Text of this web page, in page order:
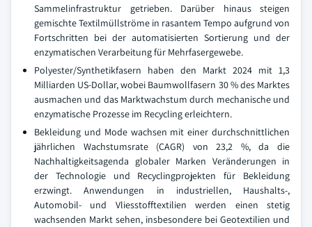
Sammelinfrastruktur getrieben. Darüber hinaus steigen
gemischte Textilmüllströme in rasantem Tempo aufgrund von
Fortschritten bei der automatisierten Sortierung und der
enzymatischen Verarbeitung für Mehrfasergewebe.
Polyester/Synthetikfasern haben den Markt 2024 mit 1,3
Milliarden US-Dollar, wobei Baumwollfasern 30 % des Marktes
ausmachen und das Marktwachstum durch mechanische und
enzymatische Prozesse im Recycling erleichtern.
Bekleidung und Mode wachsen mit einer durchschnittlichen
jährlichen Wachstumsrate (CAGR) von 23,2 %, da die
Nachhaltigkeitsagenda globaler Marken Veränderungen in
der Technologie und Recyclingprojekten für Bekleidung
erzwingt. Anwendungen in industriellen, Haushalts-,
Automobil- und Vliesstofftextilien werden einen stetig
wachsenden Markt sehen, insbesondere bei Geotextilien und